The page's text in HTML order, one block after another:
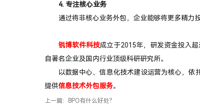
4. 专注核心业务
通过将非核心业务外包，企业能够将更多精力
锐博软件科技成立于2015年，研发资金投入
自著名企业及国内行业顶级科研研究所。
以数据中心、信息化技术建设运营为核心，
提供信息技术外包服务。
上一篇： BPO有什么好处？